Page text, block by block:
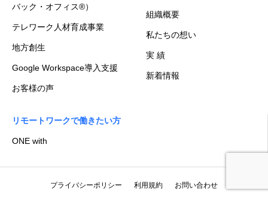
バック・オフィス®）
テレワーク人材育成事業
地方創生
Google Workspace導入支援
お客様の声
組織概要
私たちの想い
実 績
新着情報
リモートワークで働きたい方
ONE with
プライバシーポリシー 利用規約 お問い合わせ